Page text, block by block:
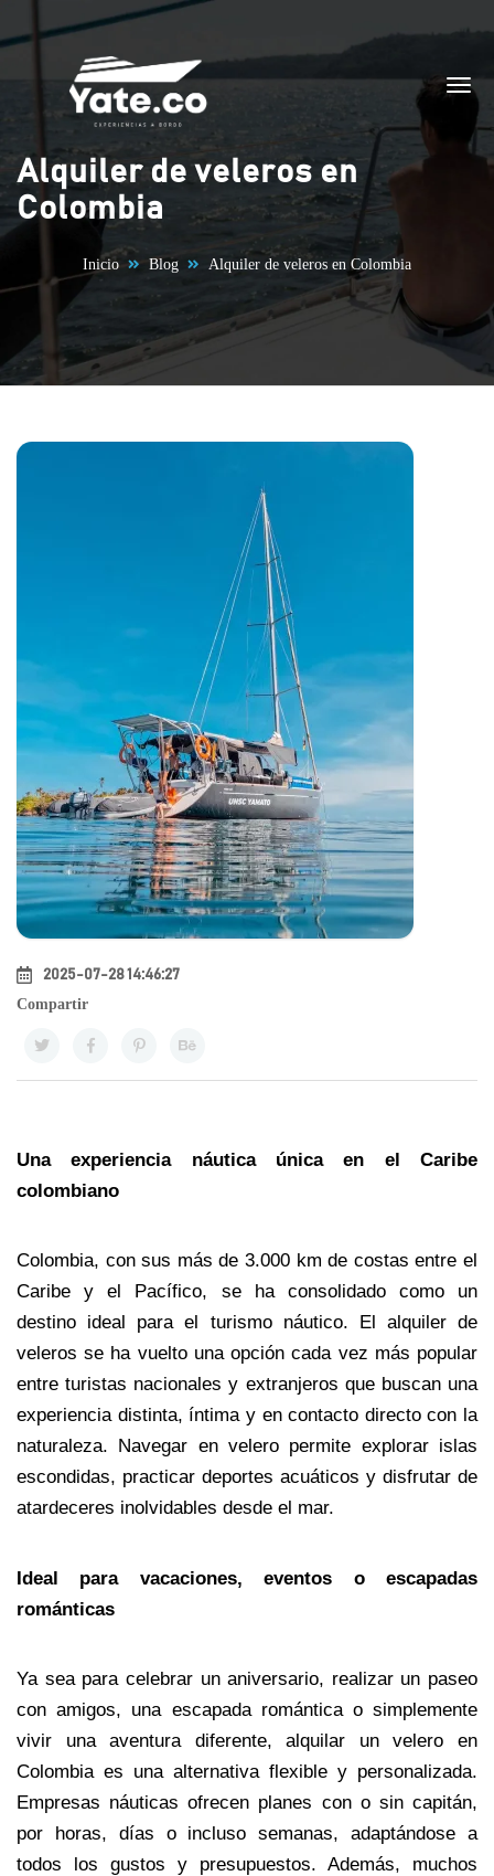
Saltar al contenido
Alquiler de veleros en
Colombia
Inicio Blog Alquiler de veleros en Colombia
2025-07-28 14:46:27
Compartir
Una experiencia náutica única en el Caribe
colombiano
Colombia, con sus más de 3.000 km de costas entre el
Caribe y el Pacífico, se ha consolidado como un
destino ideal para el turismo náutico. El alquiler de
veleros se ha vuelto una opción cada vez más popular
entre turistas nacionales y extranjeros que buscan una
experiencia distinta, íntima y en contacto directo con la
naturaleza. Navegar en velero permite explorar islas
escondidas, practicar deportes acuáticos y disfrutar de
atardeceres inolvidables desde el mar.
Ideal para vacaciones, eventos o escapadas
románticas
Ya sea para celebrar un aniversario, realizar un paseo
con amigos, una escapada romántica o simplemente
vivir una aventura diferente, alquilar un velero en
Colombia es una alternativa flexible y personalizada.
Empresas náuticas ofrecen planes con o sin capitán,
por horas, días o incluso semanas, adaptándose a
todos los gustos y presupuestos. Además, muchos